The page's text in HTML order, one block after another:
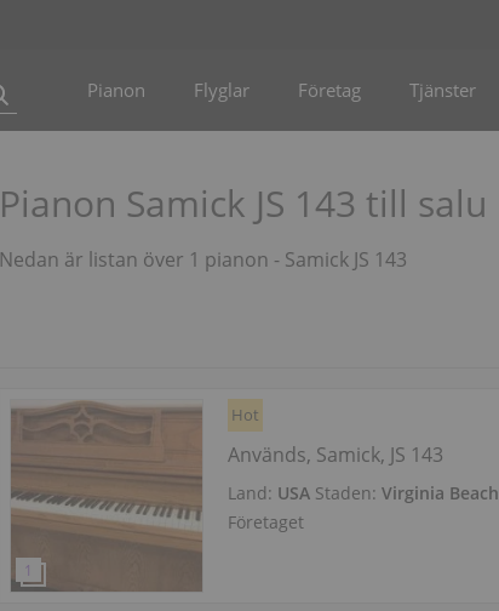
Pianon Flyglar Företag Tjänster
Pianon Samick JS 143 till salu
Nedan är listan över 1 pianon - Samick JS 143
Hot
Används, Samick, JS 143
Land: USA Staden:Virginia Beach
Företaget